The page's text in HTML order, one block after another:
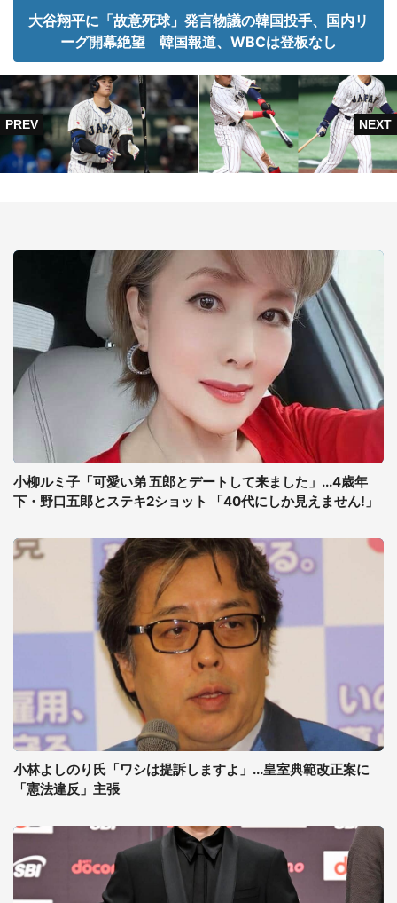
大谷翔平に「故意死球」発言物議の韓国投手、国内リ
ーグ開幕絶望 韓国報道、WBCは登板なし
小柳ルミ子「可愛い弟 五郎とデートして来ました」...4歳年
下・野口五郎とステキ2ショット 「40代にしか見えません!」
小林よしのり氏「ワシは提訴しますよ」...皇室典範改正案に
「憲法違反」主張